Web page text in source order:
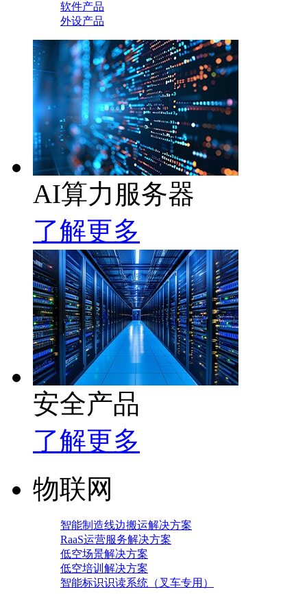
软件产品
外设产品
AI算力服务器
了解更多
安全产品
了解更多
物联网
智能制造线边搬运解决方案
RaaS运营服务解决方案
低空场景解决方案
低空培训解决方案
智能标识识读系统（叉车专用）